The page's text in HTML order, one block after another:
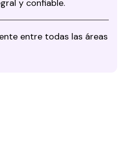
y confiable.
entre todas las áreas